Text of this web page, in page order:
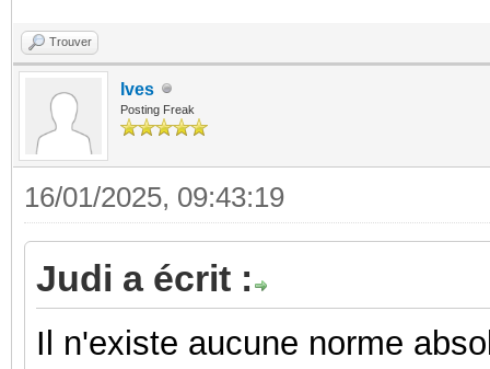
Trouver
Ives
Posting Freak
16/01/2025, 09:43:19
Judi a écrit :
Il n'existe aucune norme